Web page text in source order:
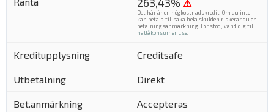
⚠
Det här är en högkostnadskredit. Om du inte
kan betala tillbaka hela skulden riskerar du en
betalningsanmärkning. För stöd, vänd dig till
hallåkonsument.se.
Creditsafe
Direkt
Accepteras